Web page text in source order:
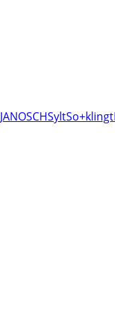
JANOSCHSyltSo+klingt